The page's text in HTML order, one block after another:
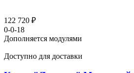
122 720 ₽
0-0-18
Дополняется модулями
Доступно для доставки